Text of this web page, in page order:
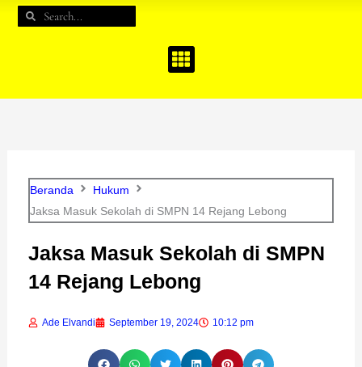
e
t
Search
Search
Beranda
Hukum
Jaksa Masuk Sekolah di SMPN 14 Rejang Lebong
Jaksa Masuk Sekolah di SMPN
14 Rejang Lebong
Ade Elvandi September 19, 2024 10:12 pm